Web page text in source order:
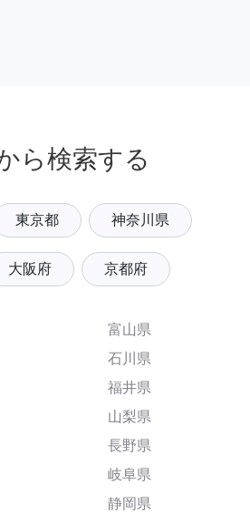
ら検索する
東京都 神奈川県
大阪府 京都府
富山県
石川県
福井県
山梨県
長野県
岐阜県
静岡県